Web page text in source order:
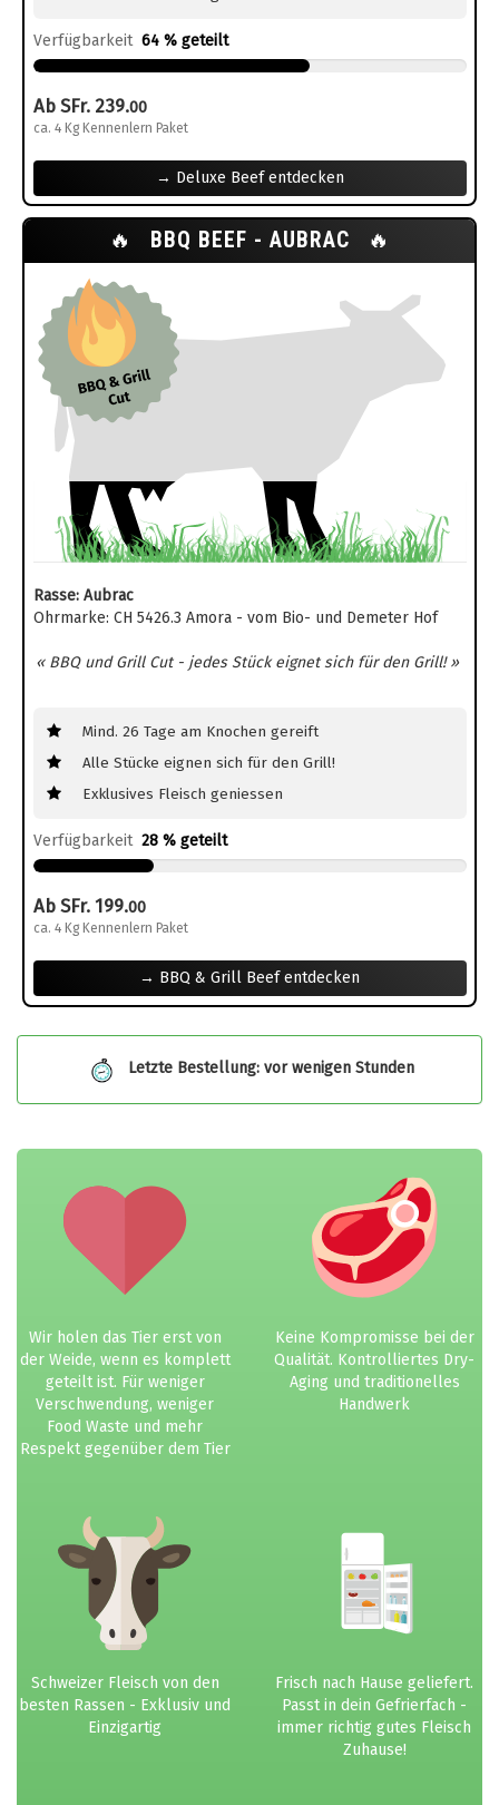
Verfügbarkeit 64 % geteilt
Ab SFr. 239.00
ca. 4 Kg Kennenlern Paket
→ Deluxe Beef entdecken
🔥 BBQ BEEF - AUBRAC 🔥
Rasse: Aubrac
Ohrmarke: CH 5426.3 Amora - vom Bio- und Demeter Hof
« BBQ und Grill Cut - jedes Stück eignet sich für den Grill! »
Mind. 26 Tage am Knochen gereift
Alle Stücke eignen sich für den Grill!
Exklusives Fleisch geniessen
Verfügbarkeit 28 % geteilt
Ab SFr. 199.00
ca. 4 Kg Kennenlern Paket
→ BBQ & Grill Beef entdecken
Letzte Bestellung: vor wenigen Stunden
Wir holen das Tier erst von
der Weide, wenn es komplett
geteilt ist. Für weniger
Verschwendung, weniger
Food Waste und mehr
Respekt gegenüber dem Tier
Keine Kompromisse bei der
Qualität. Kontrolliertes Dry-
Aging und traditionelles
Handwerk
Schweizer Fleisch von den
besten Rassen - Exklusiv und
Einzigartig
Frisch nach Hause geliefert.
Passt in dein Gefrierfach -
immer richtig gutes Fleisch
Zuhause!